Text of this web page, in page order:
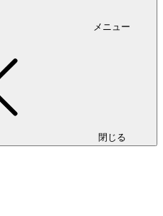
メニュー
閉じる